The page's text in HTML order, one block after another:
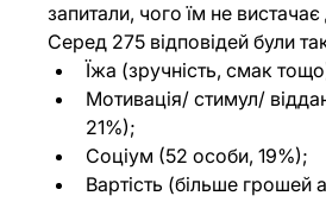
запитали, чого їм не
Серед 275 відповідей були
Їжа (зручність, смак
Мотивація/ стимул/
21%);
Соціум (52 особи, 19%);
Вартість (більше